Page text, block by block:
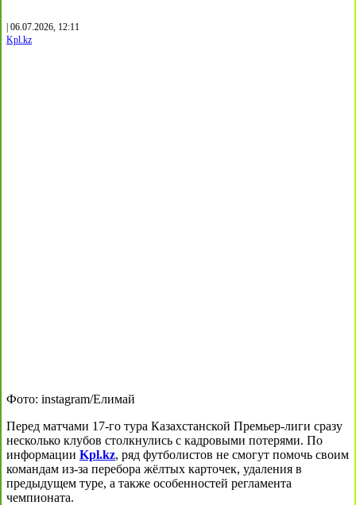
| 06.07.2026, 12:11
Kpl.kz
Фото: instagram/Елимай
Перед матчами 17-го тура Казахстанской Премьер-лиги сразу
несколько клубов столкнулись с кадровыми потерями. По
информации Kpl.kz, ряд футболистов не смогут помочь своим
командам из-за перебора жёлтых карточек, удаления в
предыдущем туре, а также особенностей регламента
чемпионата.